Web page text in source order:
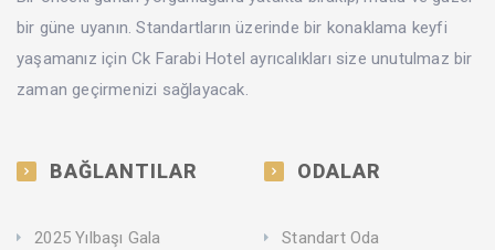
bir güne uyanın. Standartların üzerinde bir konaklama keyfi
yaşamanız için Ck Farabi Hotel ayrıcalıkları size unutulmaz bir
zaman geçirmenizi sağlayacak.
BAĞLANTILAR
2025 Yılbaşı Gala
ODALAR
Standart Oda